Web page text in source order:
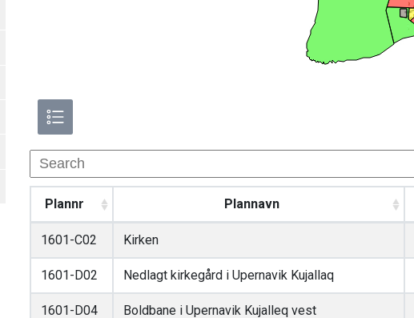
Plannr Plannavn
1601-C02 Kirken
1601-D02 Nedlagt kirkegård i Upernavik Kujallaq
1601-D04 Boldbane i Upernavik Kujalleq vest